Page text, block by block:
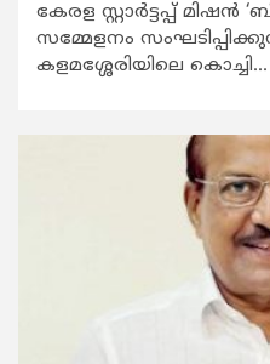
കേരള സ്റ്റാർട്ടപ്പ്
സമ്മേളനം
കളമശ്ശേരിയിലെ കൊച്ചി...